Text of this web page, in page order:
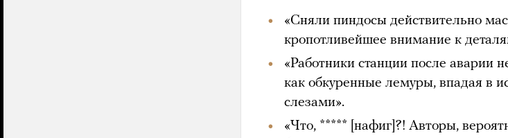
«Сняли пиндосы действительно
кропотливейшее внимание к
«Работники станции после аварии
как обкуренные лемуры, впадая в
слезами».
«Что, ***** [нафиг]?! Авторы,